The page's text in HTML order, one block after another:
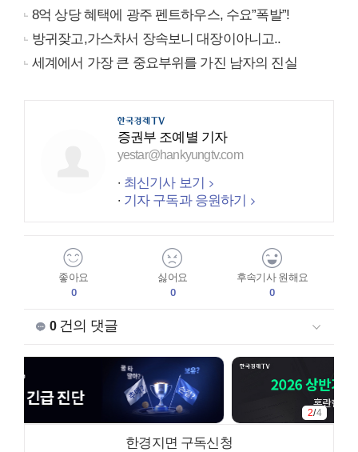
8억 상당 혜택에 광주 펜트하우스, 수요”폭발”!
방귀잦고,가스차서 장속보니 대장이아니고..
세계에서 가장 큰 중요부위를 가진 남자의 진실
증권부 조예별 기자
yestar@hankyungtv.com
최신기사 보기
기자 구독과 응원하기
좋아요
0
싫어요
0
후속기사 원해요
0
0건의 댓글
2/4
한경지면 구독신청